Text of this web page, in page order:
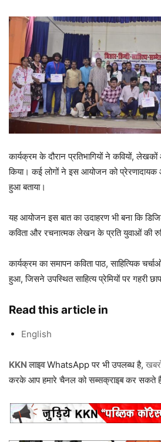
कार्यक्रम के दौरान प्रतिभागियों ने कवियों,
किया। कई लोगों ने इस आयोजन को
हुआ बताया।
यह आयोजन इस बात का उदाहरण भी बना कि
कविता और रचनात्मक लेखन के प्रति युवाओं की
कार्यक्रम का समापन कविता पाठ, साहित्यिक
हुआ, जिसने उपस्थित साहित्य प्रेमियों पर गहरी
Read this article in
English
KKN लाइवWhatsApp पर भी उपलब्ध है,
करके आप हमारे चैनल कोसब्सक्राइबकर सकते